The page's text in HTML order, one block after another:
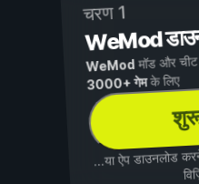
चरण 1
WeMod
WeMod मॉड और
3000+ गेमके लिए
...या ऐप डाउनलोड